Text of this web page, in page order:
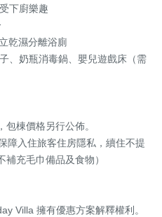
下廚樂趣
乾濕分離浴廁
、奶瓶消毒鍋、嬰兒遊戲床（需
棟價格另行公佈。
障入住旅客住房隱私，續住不提
充毛巾備品及食物）
Villa 擁有優惠方案解釋權利。